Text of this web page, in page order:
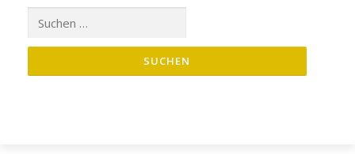
nach: